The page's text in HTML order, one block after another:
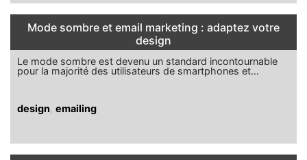
Mode sombre et email marketing : adaptez votre
design
Le mode sombre est devenu un standard incontournable
pour la majorité des utilisateurs de smartphones et…
design emailing